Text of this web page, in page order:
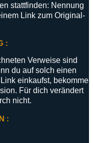
stattfinden: Nennung
Link zum Original-
Verweise sind
du auf solch einen
einkaufst, bekomme
Für dich verändert
nicht.